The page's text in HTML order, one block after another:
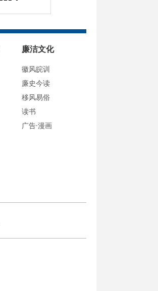
廉洁文化
徽风皖训
廉史今读
移风易俗
读书
广告·漫画